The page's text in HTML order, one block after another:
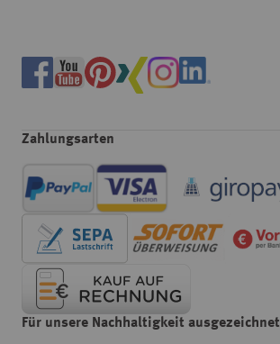
Zahlungsarten
Für unsere Nachhaltigkeit ausgezeichnet